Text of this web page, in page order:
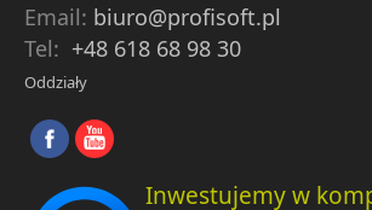
Email: biuro@profisoft.pl
Tel: +48 618 68 98 30
Oddziały
Inwestujemy w